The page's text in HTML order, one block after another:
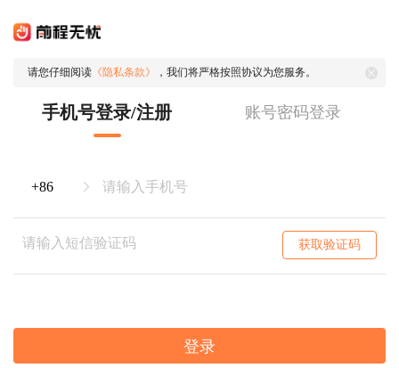
请您仔细阅读 《隐私条款》 ，我们将严格按照协议为您服务。
手机号登录/注册 账号密码登录
获取验证码
登录